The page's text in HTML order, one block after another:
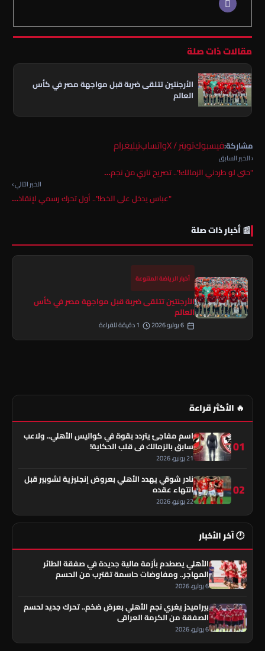
مقالات ذات صلة
الأرجنتين تتلقى ضربة قبل مواجهة مصر في كأس
العالم
مشاركة:فيسبوكتويتر / X واتسابتيليغرام
‹ الخبر السابق
"حتى لو طردني الزمالك!".. تصريح ناري من نجم…
الخبر التالي ›
"عباس يدخل على الخط!".. أول تحرك رسمي لإنقاذ…
📰 أخبار ذات صلة
أخبار الرياضة المتنوعة
الأرجنتين تتلقى ضربة قبل مواجهة مصر في كأس
العالم
🔥 الأكثر قراءة
01
اسم مفاجئ يتردد بقوة في كواليس الأهلي.. ولاعب
سابق بالزمالك في قلب الحكاية!
21 يونيو، 2026
02
نادر شوقي يهدد الأهلي بعروض إنجليزية لشوبير قبل
انتهاء عقده
22 يونيو، 2026
🕐 آخر الأخبار
الأهلي يصطدم بأزمة مالية جديدة في صفقة الطائر
المهاجر.. ومفاوضات حاسمة تقترب من الحسم
6 يوليو، 2026
بيراميدز يغري نجم الأهلي بعرض ضخم.. تحرك جديد لحسم
الصفقة من الكرمة العراقي
6 يوليو، 2026